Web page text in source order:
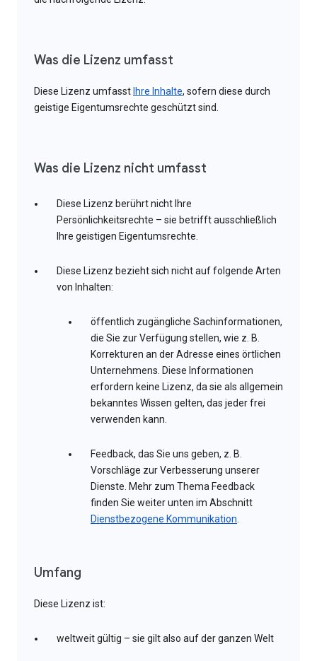
Was die Lizenz umfasst
Diese Lizenz umfasst Ihre Inhalte, sofern diese durch
geistige Eigentumsrechte geschützt sind.
Was die Lizenz nicht umfasst
Diese Lizenz berührt nicht Ihre
Persönlichkeitsrechte – sie betrifft ausschließlich
Ihre geistigen Eigentumsrechte.
Diese Lizenz bezieht sich nicht auf folgende Arten
von Inhalten:
öffentlich zugängliche Sachinformationen,
die Sie zur Verfügung stellen, wie z. B.
Korrekturen an der Adresse eines örtlichen
Unternehmens. Diese Informationen
erfordern keine Lizenz, da sie als allgemein
bekanntes Wissen gelten, das jeder frei
verwenden kann.
Feedback, das Sie uns geben, z. B.
Vorschläge zur Verbesserung unserer
Dienste. Mehr zum Thema Feedback
finden Sie weiter unten im Abschnitt
Dienstbezogene Kommunikation.
Umfang
Diese Lizenz ist:
weltweit gültig – sie gilt also auf der ganzen Welt